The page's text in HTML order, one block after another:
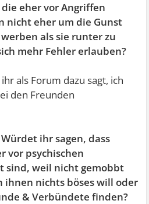
eher vor Angriffen
nicht eher um die Gunst
als sie runter zu
mehr Fehler erlauben?
als Forum dazu sagt, ich
den Freunden
ihr sagen, dass
vor psychischen
sind, weil nicht gemobbt
ihnen nichts böses will oder
& Verbündete finden?